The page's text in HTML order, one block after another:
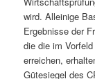
wird. Alleinige
Ergebnisse der
die die im
erreichen,
Gütesiegel des